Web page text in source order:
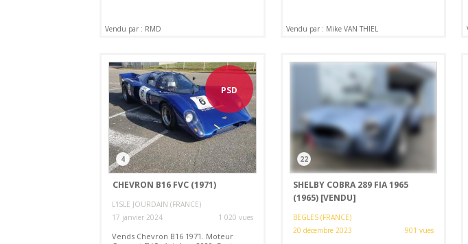
Vendu par : RMD Vendu par : Mike VAN THIEL
PSD
4
CHEVRON B16 FVC (1971)
L'ISLE JOURDAIN (FRANCE)
17 janvier 2024
1 020 vues
Vends Chevron B16 1971. Moteur
22
SHELBY COBRA 289 FIA 1965
(1965) [VENDU]
BEGLES (FRANCE)
20 décembre 2023
901 vues